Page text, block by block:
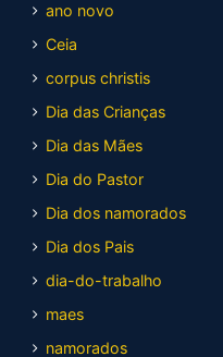
ano novo
Ceia
corpus christis
Dia das Crianças
Dia das Mães
Dia do Pastor
Dia dos namorados
Dia dos Pais
dia-do-trabalho
maes
namorados